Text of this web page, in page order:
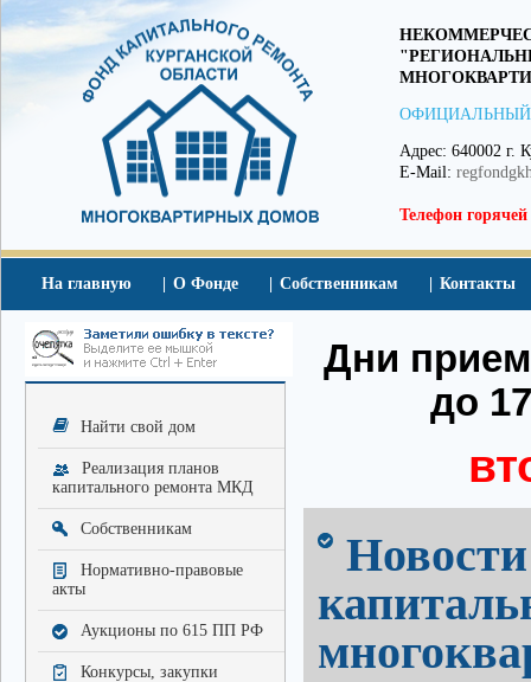
ОФИЦИАЛЬНЫЙ
Адрес: 640002 г.
E-Mail:
Телефон
На главную О Фонде Собственникам Контакты
Найти свой дом
Реализация планов
капитального ремонта МКД
Собственникам
Нормативно-правовые
акты
Аукционы по 615 ПП РФ
Конкурсы, закупки
Дни
до